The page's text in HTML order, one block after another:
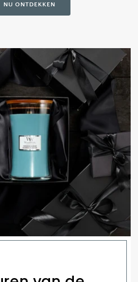
NU ONTDEKKEN